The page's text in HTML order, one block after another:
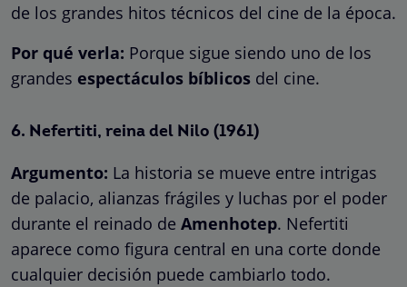
de los grandes hitos técnicos del cine de la época.
Por qué verla: Porque sigue siendo uno de los
grandes espectáculos bíblicos del cine.
6. Nefertiti, reina del Nilo (1961)
Argumento: La historia se mueve entre intrigas
de palacio, alianzas frágiles y luchas por el poder
durante el reinado de Amenhotep. Nefertiti
aparece como figura central en una corte donde
cualquier decisión puede cambiarlo todo.